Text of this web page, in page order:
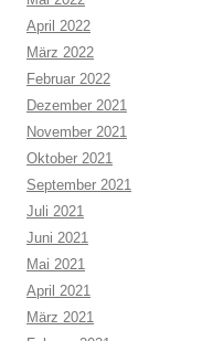
April 2022
März 2022
Februar 2022
Dezember 2021
November 2021
Oktober 2021
September 2021
Juli 2021
Juni 2021
Mai 2021
April 2021
März 2021